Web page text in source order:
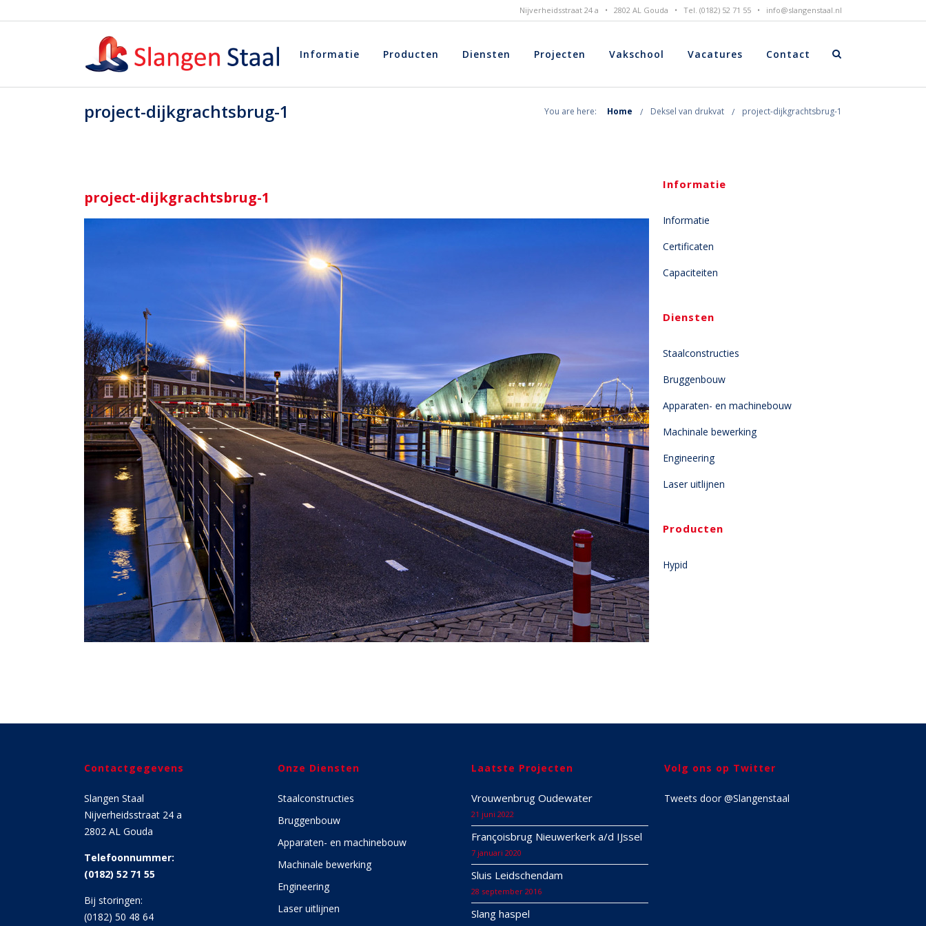
Nijverheidsstraat 24 a • 2802 AL Gouda • Tel. (0182) 52 71 55 • info@slangenstaal.nl
Informatie Producten Diensten Projecten Vakschool Vacatures Contact
project-dijkgrachtsbrug-1 You are here: Home Deksel van drukvat project-dijkgrachtsbrug-1
project-dijkgrachtsbrug-1
Informatie
Informatie
Certificaten
Capaciteiten
Diensten
Staalconstructies
Bruggenbouw
Apparaten- en machinebouw
Machinale bewerking
Engineering
Laser uitlijnen
Producten
Hypid
Contactgegevens
Slangen Staal
Nijverheidsstraat 24 a
2802 AL Gouda
Telefoonnummer:
(0182) 52 71 55
Bij storingen:
(0182) 50 48 64
Onze Diensten
Staalconstructies
Bruggenbouw
Apparaten- en machinebouw
Machinale bewerking
Engineering
Laser uitlijnen
Laatste Projecten
Vrouwenbrug Oudewater
21 juni 2022
Françoisbrug Nieuwerkerk a/d IJssel
7 januari 2020
Sluis Leidschendam
28 september 2016
Slang haspel
Volg ons op Twitter
Tweets door @Slangenstaal